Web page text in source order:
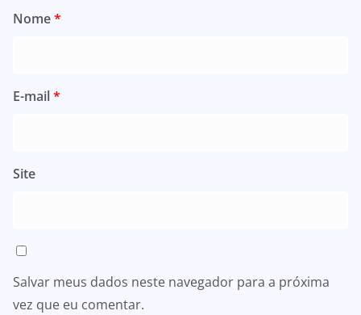
Nome*
E-mail*
Site
Salvar meus dados neste navegador para a próxima
vez que eu comentar.